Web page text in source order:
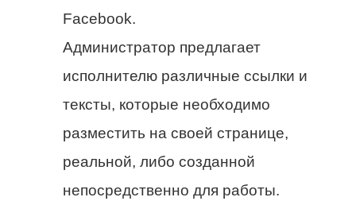
Facebook.
Администратор предлагает
исполнителю различные ссылки и
тексты, которые необходимо
разместить на своей странице,
реальной, либо созданной
непосредственно для работы.